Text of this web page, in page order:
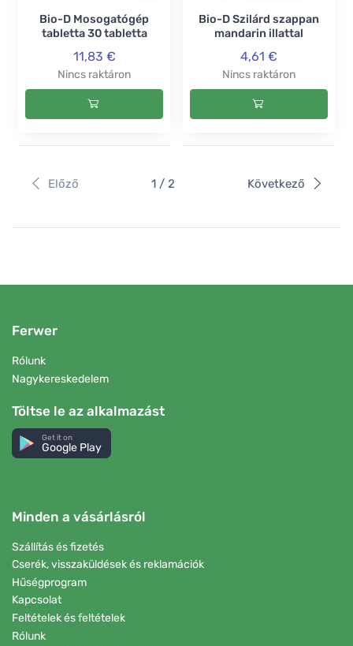
Bio-D Mosogatógép
tabletta 30 tabletta
11,83 €
Nincs raktáron
Bio-D Szilárd szappan
mandarin illattal
4,61 €
Nincs raktáron
Előző 1 / 2 Következő
Ferwer
Rólunk
Nagykereskedelem
Töltse le az alkalmazást
Get it on
Google Play
Minden a vásárlásról
Szállítás és fizetés
Cserék, visszaküldések és reklamációk
Hűségprogram
Kapcsolat
Feltételek és feltételek
Rólunk